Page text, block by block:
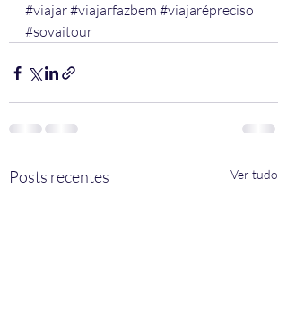
#viajar#viajarfazbem #viajarépreciso
#sovaitour
Posts recentes Ver tudo